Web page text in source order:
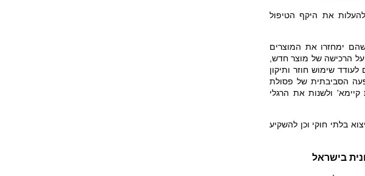
את היקף הטיפול
ימחזרו את המוצרים
על הרכישה של מוצר חדש,
שימוש חוזר ותיקון
הסביבתית של פסולת
ולשנות את הרגלי
בלתי חוקי וכן להשקיע
בישראל